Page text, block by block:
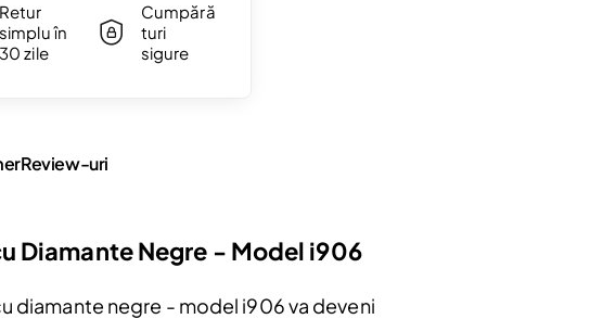
Retur
simplu în
30 zile
Cumpără
turi
sigure
Review-uri
Diamante Negre - Model i906
diamante negre - model i906 va deveni